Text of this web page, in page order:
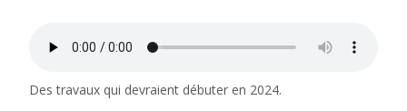
Des travaux qui devraient débuter en 2024.